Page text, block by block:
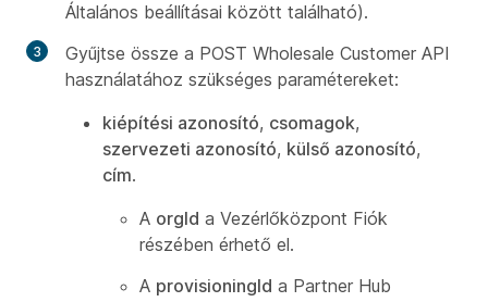
Általános beállításai között található).
Gyűjtse össze a POST Wholesale Customer API
használatához szükséges paramétereket:
kiépítési azonosító, csomagok,
szervezeti azonosító, külső azonosító,
cím.
A orgId a Vezérlőközpont Fiók
részében érhető el.
A provisioningId a Partner Hub